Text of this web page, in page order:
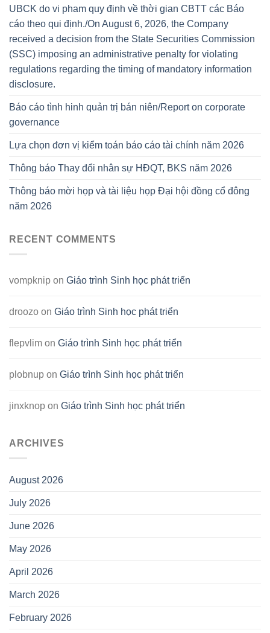
UBCK do vi pham quy định về thời gian CBTT các Báo
cáo theo qui định./On August 6, 2026, the Company
received a decision from the State Securities Commission
(SSC) imposing an administrative penalty for violating
regulations regarding the timing of mandatory information
disclosure.
Báo cáo tình hinh quản trị bán niên/Report on corporate
governance
Lựa chọn đơn vị kiểm toán báo cáo tài chính năm 2026
Thông báo Thay đổi nhân sự HĐQT, BKS năm 2026
Thông báo mời họp và tài liệu họp Đại hội đồng cổ đông
năm 2026
RECENT COMMENTS
vompknip on Giáo trình Sinh học phát triển
droozo on Giáo trình Sinh học phát triển
flepvlim on Giáo trình Sinh học phát triển
plobnup on Giáo trình Sinh học phát triển
jinxknop on Giáo trình Sinh học phát triển
ARCHIVES
August 2026
July 2026
June 2026
May 2026
April 2026
March 2026
February 2026